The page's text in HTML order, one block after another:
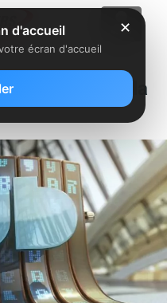
data et de la
✕
d'accueil
écran d'accueil